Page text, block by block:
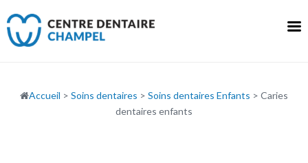
to
content
Accueil > Soins dentaires > Soins dentaires Enfants > Caries
dentaires enfants